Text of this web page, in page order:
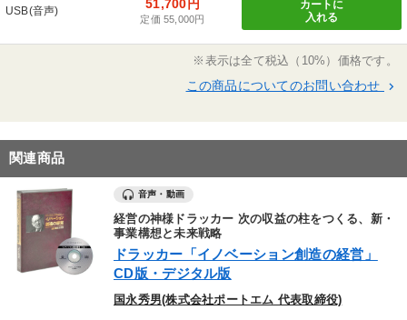
USB(音声) 51,700円
定価 55,000円
カートに
入れる
※表示は全て税込（10%）価格です。
この商品についてのお問い合わせ keyboard_arrow_right
関連商品
音声・動画
経営の神様ドラッカー 次の収益の柱をつくる、新・
事業構想と未来戦略
ドラッカー「イノベーション創造の経営」
CD版・デジタル版
国永秀男(株式会社ポートエム 代表取締役)